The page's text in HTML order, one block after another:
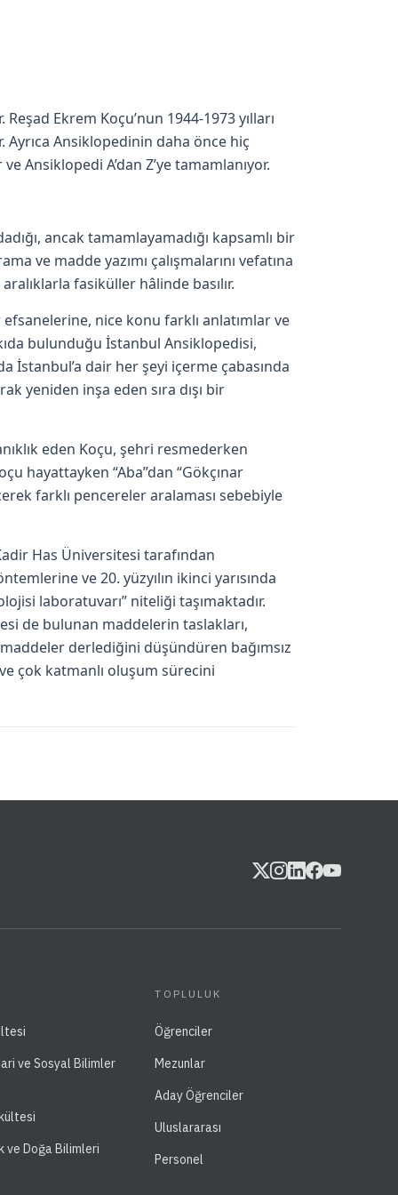
Ekrem Koçu’nun 1944-1973 yılları
Ayrıca Ansiklopedinin daha önce hiç
Ansiklopedi A’dan Z’ye tamamlanıyor.
ancak tamamlayamadığı kapsamlı bir
ve madde yazımı çalışmalarını vefatına
fasiküller hâlinde basılır.
nice konu farklı anlatımlar ve
bulunduğu İstanbul Ansiklopedisi,
İstanbul’a dair her şeyi içerme çabasında
yeniden inşa eden sıra dışı bir
eden Koçu, şehri resmederken
hayattayken “Aba”dan “Gökçınar
farklı pencereler aralaması sebebiyle
Has Üniversitesi tarafından
ve 20. yüzyılın ikinci yarısında
laboratuvarı” niteliği taşımaktadır.
de bulunan maddelerin taslakları,
derlediğini düşündüren bağımsız
çok katmanlı oluşum sürecini
ve Sosyal Bilimler
ve Doğa Bilimleri
TOPLULUK
Öğrenciler
Mezunlar
Aday Öğrenciler
Uluslararası
Personel